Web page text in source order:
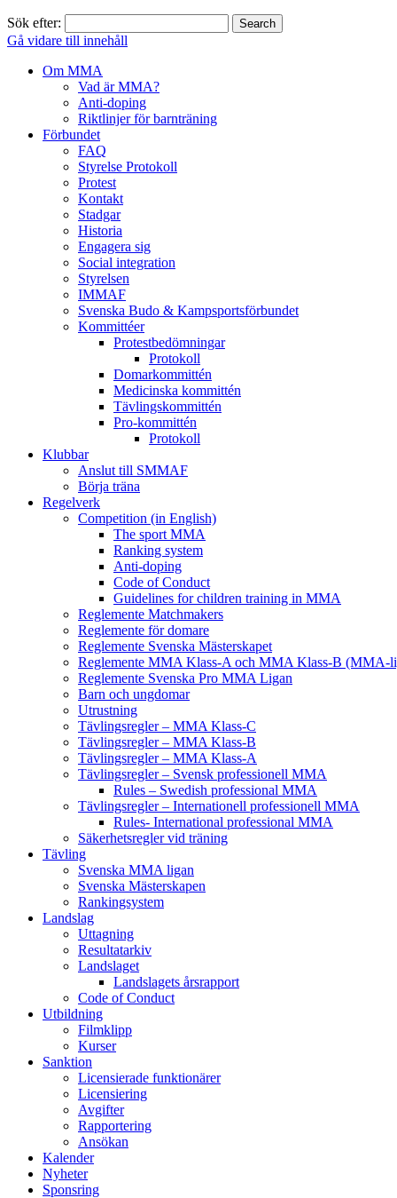
Sök efter:
Gå vidare till innehåll
Om MMA
Vad är MMA?
Anti-doping
Riktlinjer för barnträning
Förbundet
FAQ
Styrelse Protokoll
Protest
Kontakt
Stadgar
Historia
Engagera sig
Social integration
Styrelsen
IMMAF
Svenska Budo & Kampsportsförbundet
Kommittéer
Protestbedömningar
Protokoll
Domarkommittén
Medicinska kommittén
Tävlingskommittén
Pro-kommittén
Protokoll
Klubbar
Anslut till SMMAF
Börja träna
Regelverk
Competition (in English)
The sport MMA
Ranking system
Anti-doping
Code of Conduct
Guidelines for children training in MMA
Reglemente Matchmakers
Reglemente för domare
Reglemente Svenska Mästerskapet
Reglemente MMA Klass-A och MMA Klass-B (MMA-
Reglemente Svenska Pro MMA Ligan
Barn och ungdomar
Utrustning
Tävlingsregler – MMA Klass-C
Tävlingsregler – MMA Klass-B
Tävlingsregler – MMA Klass-A
Tävlingsregler – Svensk professionell MMA
Rules – Swedish professional MMA
Tävlingsregler – Internationell professionell MMA
Rules- International professional MMA
Säkerhetsregler vid träning
Tävling
Svenska MMA ligan
Svenska Mästerskapen
Rankingsystem
Landslag
Uttagning
Resultatarkiv
Landslaget
Landslagets årsrapport
Code of Conduct
Utbildning
Filmklipp
Kurser
Sanktion
Licensierade funktionärer
Licensiering
Avgifter
Rapportering
Ansökan
Kalender
Nyheter
Sponsring